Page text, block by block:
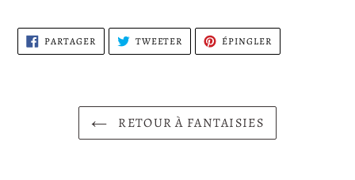
PARTAGER PARTAGER
SUR
FACEBOOK
TWEETER TWEETER
TWITTER
ÉPINGLER
PINTEREST
RETOUR À FANTAISIES